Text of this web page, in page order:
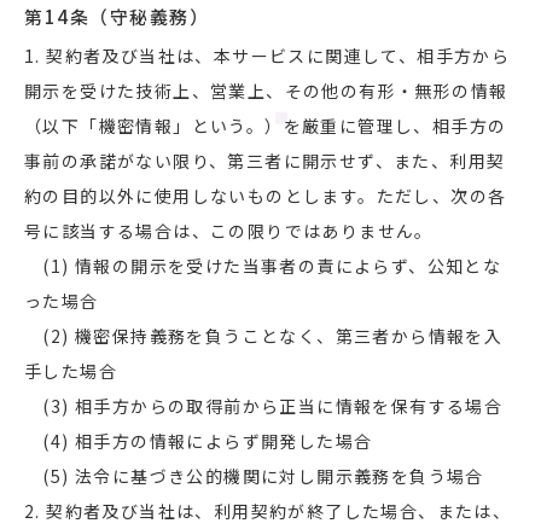
第14条（守秘義務）
1. 契約者及び当社は、本サービスに関連して、相手方から
開示を受けた技術上、営業上、その他の有形・無形の情報
（以下「機密情報」という。）を厳重に管理し、相手方の
事前の承諾がない限り、第三者に開示せず、また、利用契
約の目的以外に使用しないものとします。ただし、次の各
号に該当する場合は、この限りではありません。
(1) 情報の開示を受けた当事者の責によらず、公知とな
った場合
(2) 機密保持義務を負うことなく、第三者から情報を入
手した場合
(3) 相手方からの取得前から正当に情報を保有する場合
(4) 相手方の情報によらず開発した場合
(5) 法令に基づき公的機関に対し開示義務を負う場合
2. 契約者及び当社は、利用契約が終了した場合、または、